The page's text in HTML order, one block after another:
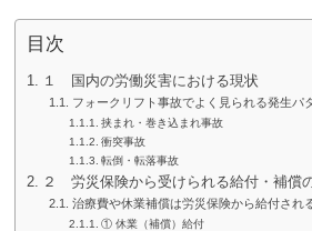
目次
１ 国内の労働災害における現状
フォークリフト事故でよく見られる発生パ
挟まれ・巻き込まれ事故
衝突事故
転倒・転落事故
２ 労災保険から受けられる給付・補償
治療費や休業補償は労災保険から給付され
① 休業（補償）給付